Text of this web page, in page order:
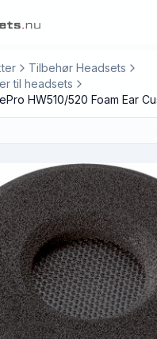
Tilbehør Headsets
til headsets
HW510/520 Foam Ear